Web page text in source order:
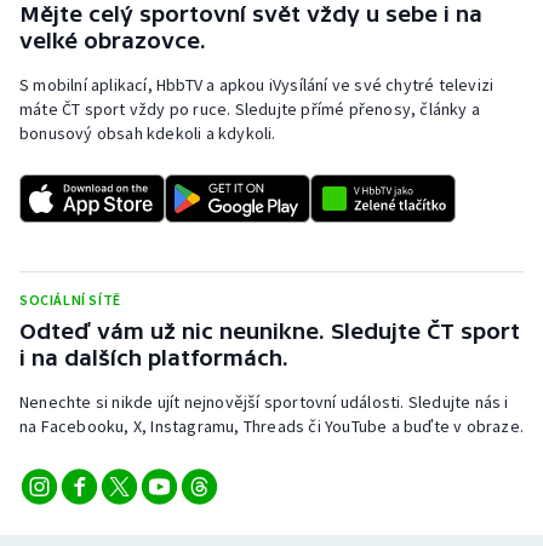
Mějte celý sportovní svět vždy u sebe i na
velké obrazovce.
S mobilní aplikací, HbbTV a apkou iVysílání ve své chytré televizi
máte ČT sport vždy po ruce. Sledujte přímé přenosy, články a
bonusový obsah kdekoli a kdykoli.
SOCIÁLNÍ SÍTĚ
Odteď vám už nic neunikne. Sledujte ČT sport
i na dalších platformách.
Nenechte si nikde ujít nejnovější sportovní události. Sledujte nás i
na Facebooku, X, Instagramu, Threads či YouTube a buďte v obraze.